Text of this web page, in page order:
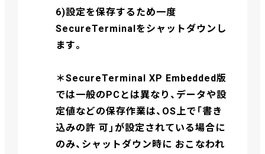
6)設定を保存するため一度
SecureTerminalをシャットダウンし
ます。
＊SecureTerminal XP Embedded版
では一般のPCとは異なり、データや設
定値などの保存作業は、OS上で「書き
込みの許 可」が設定されている場合に
のみ、シャットダウン時に おこなわれ